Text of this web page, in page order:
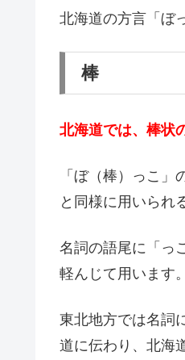
北海道の方言「ぼ
棒
北海道では、棒状
「ぼ（棒）っこ
と同様に用いられ
名詞の語尾に「っ
軽んじて用います。
東北地方では名詞
道に伝わり、北海